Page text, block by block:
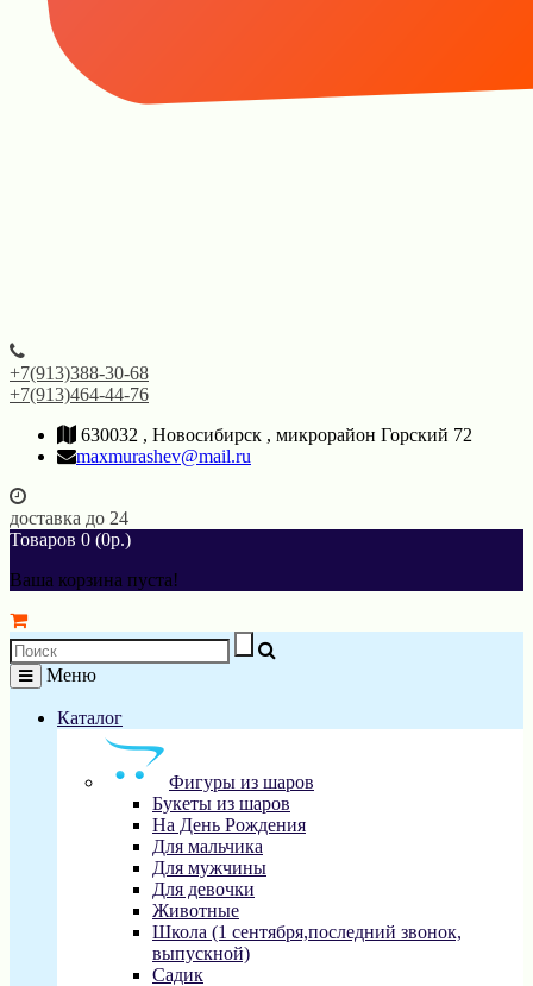
+7(913)388-30-68
+7(913)464-44-76
630032 , Новосибирск , микрорайон Горский 72
maxmurashev@mail.ru
доставка до 24
Товаров 0 (0р.)
Ваша корзина пуста!
Меню
Каталог
Фигуры из шаров
Букеты из шаров
На День Рождения
Для мальчика
Для мужчины
Для девочки
Животные
Школа (1 сентября,последний звонок,
выпускной)
Садик